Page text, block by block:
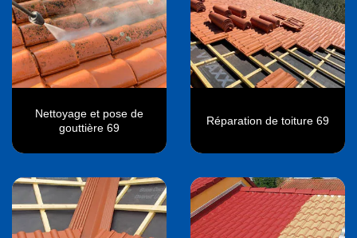
Nettoyage et pose de
gouttière 69
Réparation de toiture 69